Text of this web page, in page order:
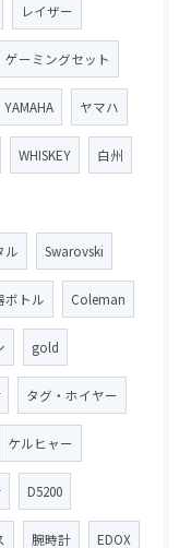
レイザー
ゲーミングセット
YAMAHA ヤマハ
WHISKEY 白州
ル Swarovski
ボトル Coleman
gold
タグ・ホイヤー
ケルヒャー
D5200
腕時計 EDOX